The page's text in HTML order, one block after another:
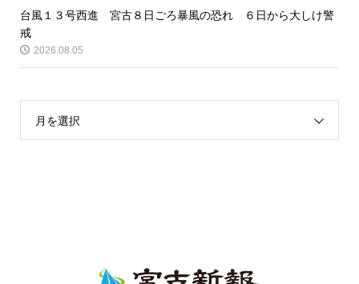
台風１３号西進 宮古８日ごろ暴風の恐れ ６日から大しけ警
戒
2026.08.05
月を選択